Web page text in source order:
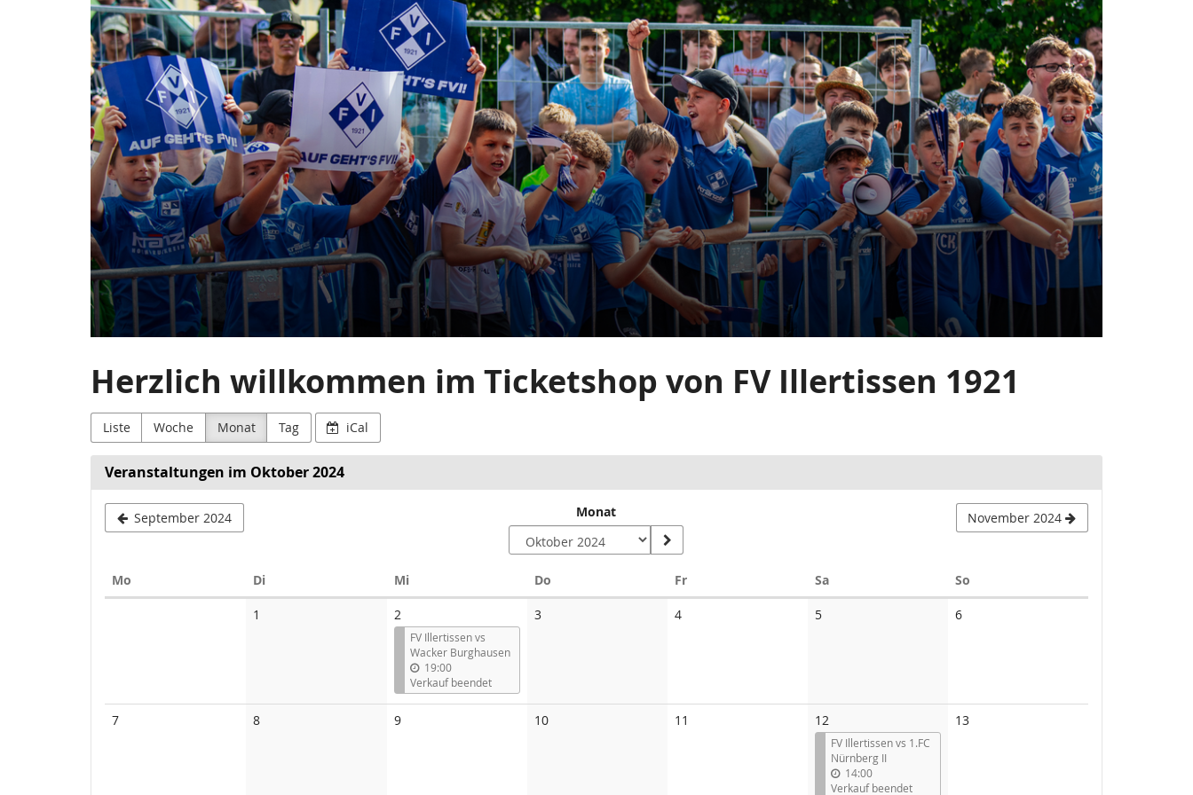
FV
Illertissen
1921
Herzlich willkommen im Ticketshop von FV Illertissen 1921
Liste Woche Monat Tag iCal
Veranstaltungen im Oktober 2024
September 2024 Monat November 2024
Mo DiDienstag MiMittwoch Do FrFreitag SaSamstag So
1 2
FV Illertissen vs
Wacker Burghausen
19:00
Verkauf beendet
3Keine
4Keine
5Keine
6Keine
7Keine
8Keine
9Keine
10Keine
11 12
FV Illertissen vs 1.FC
Nürnberg II
14:00
Verkauf beendet
13Keine